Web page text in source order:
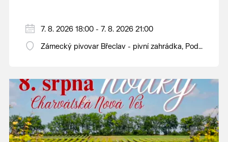
7. 8. 2026 18:00 - 7. 8. 2026 21:00
Zámecký pivovar Břeclav - pivní zahrádka, Pod